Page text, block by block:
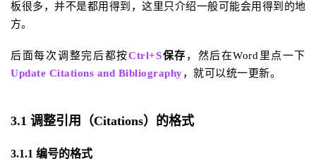
板很多，并不是都用得到，这里只介绍一般可能会用得到的地
方。
后面每次调整完后都按Ctrl+S保存 ，然后在Word里点一下
Update Citations and Bibliography，就可以统一更新。
3.1 调整引用（Citations）的格式
3.1.1 编号的格式